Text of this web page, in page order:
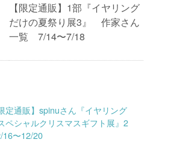
【限定通販】1部『イヤリング
だけの夏祭り展3』 作家さん
一覧 7/14〜7/18
定通販】spinuさん『イヤリング
ペシャルクリスマスギフト展』2
〜12/20